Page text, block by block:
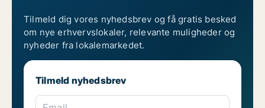
Tilmeld dig vores nyhedsbrev og få gratis besked
om nye erhvervslokaler, relevante muligheder og
nyheder fra lokalemarkedet.
Tilmeld nyhedsbrev